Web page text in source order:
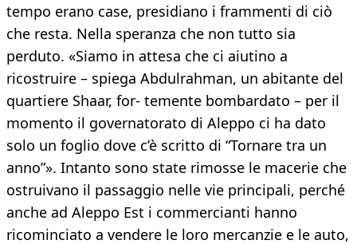
tempo erano case, presidiano i frammenti di ciò
che resta. Nella speranza che non tutto sia
perduto. «Siamo in attesa che ci aiutino a
ricostruire – spiega Abdulrahman, un abitante del
quartiere Shaar, for- temente bombardato – per il
momento il governatorato di Aleppo ci ha dato
solo un foglio dove c’è scritto di “Tornare tra un
anno”». Intanto sono state rimosse le macerie che
ostruivano il passaggio nelle vie principali, perché
anche ad Aleppo Est i commercianti hanno
ricominciato a vendere le loro mercanzie e le auto,